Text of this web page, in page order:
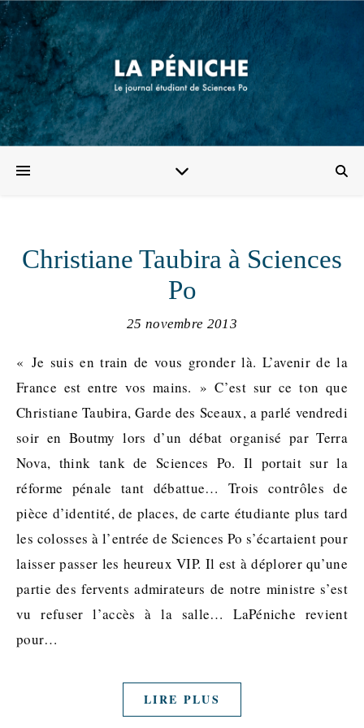
Christiane Taubira à Sciences
Po
25 novembre 2013
« Je suis en train de vous gronder là. L’avenir de la
France est entre vos mains. » C’est sur ce ton que
Christiane Taubira, Garde des Sceaux, a parlé vendredi
soir en Boutmy lors d’un débat organisé par Terra
Nova, think tank de Sciences Po. Il portait sur la
réforme pénale tant débattue… Trois contrôles de
pièce d’identité, de places, de carte étudiante plus tard
les colosses à l’entrée de Sciences Po s’écartaient pour
laisser passer les heureux VIP. Il est à déplorer qu’une
partie des fervents admirateurs de notre ministre s’est
vu refuser l’accès à la salle… LaPéniche revient
pour…
LIRE PLUS